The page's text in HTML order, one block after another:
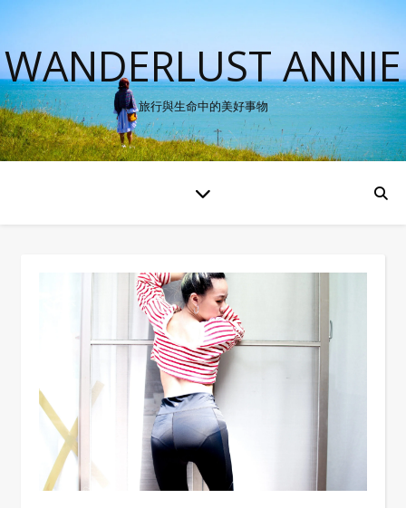
WANDERLUST ANNIE
旅行與生命中的美好事物